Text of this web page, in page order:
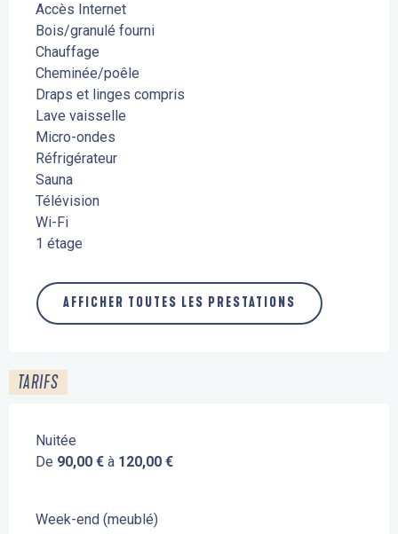
Accès Internet
Bois/granulé fourni
Chauffage
Cheminée/poêle
Draps et linges compris
Lave vaisselle
Micro-ondes
Réfrigérateur
Sauna
Télévision
Wi-Fi
1 étage
AFFICHER TOUTES LES PRESTATIONS
TARIFS
Nuitée
De 90,00 € à 120,00 €
Week-end (meublé)